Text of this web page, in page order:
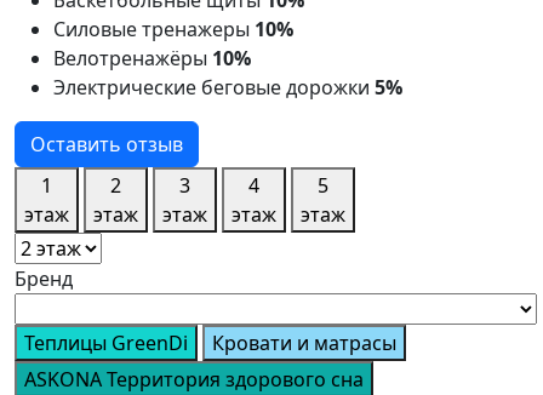
Силовые тренажеры 10%
Велотренажёры 10%
Электрические беговые дорожки 5%
Оставить отзыв
1
этаж
2
этаж
3
этаж
4
этаж
5
этаж
Бренд
Теплицы GreenDi
Кровати и матрасы
ASKONA Территория здорового сна